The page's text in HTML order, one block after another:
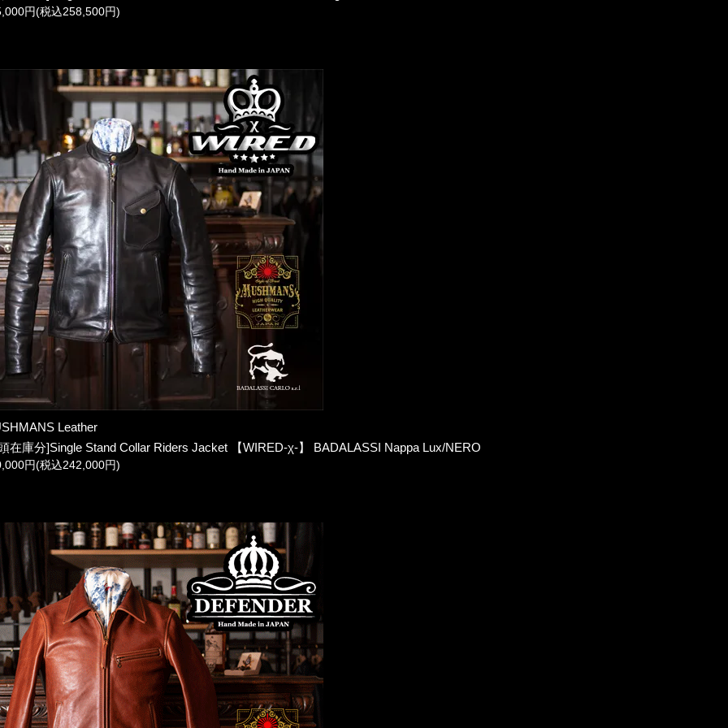
円(税込258,500円)
Leather
在庫分]Single Stand Collar Riders Jacket 【WIRED-χ-】 BADALASSI Nappa Lux/NERO
円(税込242,000円)